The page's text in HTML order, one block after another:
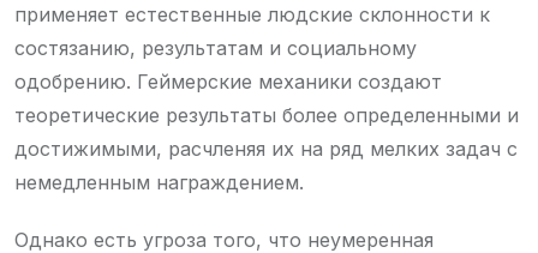
применяет естественные людские склонности к
состязанию, результатам и социальному
одобрению. Геймерские механики создают
теоретические результаты более определенными и
достижимыми, расчленяя их на ряд мелких задач с
немедленным награждением.
Однако есть угроза того, что неумеренная